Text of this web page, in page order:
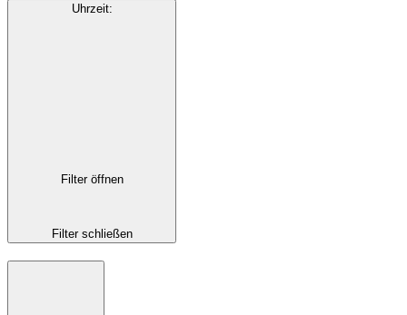
Uhrzeit:
Filter öffnen
Filter schließen